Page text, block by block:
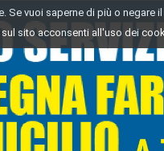
vuoi saperne di più o negare
sito acconsenti all'uso dei